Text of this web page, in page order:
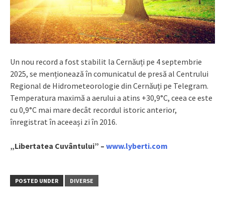
Un nou record a fost stabilit la Cernăuți pe 4 septembrie
2025, se menționează în comunicatul de presă al Centrului
Regional de Hidrometeorologie din Cernăuți pe Telegram.
Temperatura maximă a aerului a atins +30,9°C, ceea ce este
cu 0,9°C mai mare decât recordul istoric anterior,
înregistrat în aceeași zi în 2016.
„Libertatea Cuvântului” – www.lyberti.com
POSTED UNDER DIVERSE